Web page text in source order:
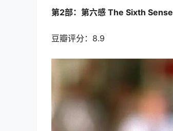
第2部：第六感 The Sixth Sense
豆瓣评分：8.9